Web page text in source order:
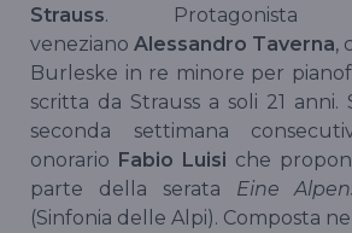
Strauss. Protagonista
veneziano Alessandro Taverna,
Burleske in re minore per
scritta da Strauss a soli 21
seconda settimana
onorario Fabio Luisi che
parte della serata
Eine
(Sinfonia delle Alpi). Composta